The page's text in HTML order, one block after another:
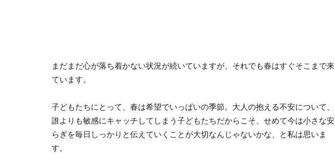
まだまだ心が落ち着かない状況が続いていますが、それでも春はすぐそこまで来
ています。
子どもたちにとって、春は希望でいっぱいの季節。大人の抱える不安について、
誰よりも敏感にキャッチしてしまう子どもたちだからこそ、せめて今は小さな安
らぎを毎日しっかりと伝えていくことが大切なんじゃないかな、と私は思いま
す。